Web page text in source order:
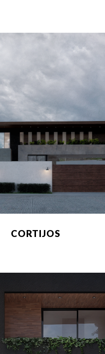
CORTIJOS